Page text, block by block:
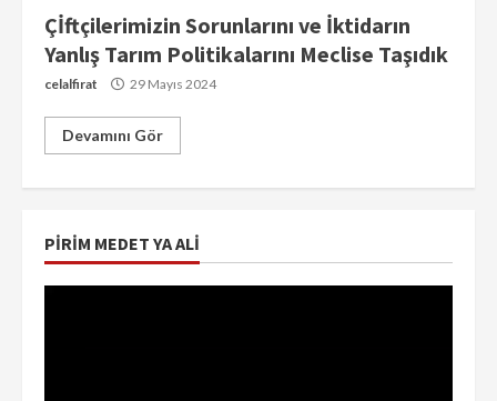
Çİftçilerimizin Sorunlarını ve İktidarın
Yanlış Tarım Politikalarını Meclise Taşıdık
celalfirat 29 Mayıs 2024
Devamını Gör
PIRIM MEDET YA ALI